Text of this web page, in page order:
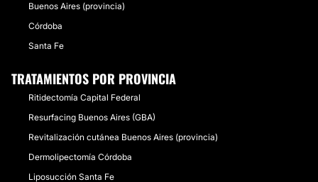
Buenos Aires (provincia)
Córdoba
Santa Fe
TRATAMIENTOS POR PROVINCIA
Ritidectomía Capital Federal
Resurfacing Buenos Aires (GBA)
Revitalización cutánea Buenos Aires (provincia)
Dermolipectomía Córdoba
Liposucción Santa Fe